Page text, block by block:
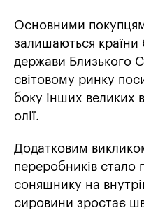
Основними
залишаються
держави Близького
світовому ринку
боку інших великих
олії.
Додатковим
переробників стало
соняшнику на
сировини зростає